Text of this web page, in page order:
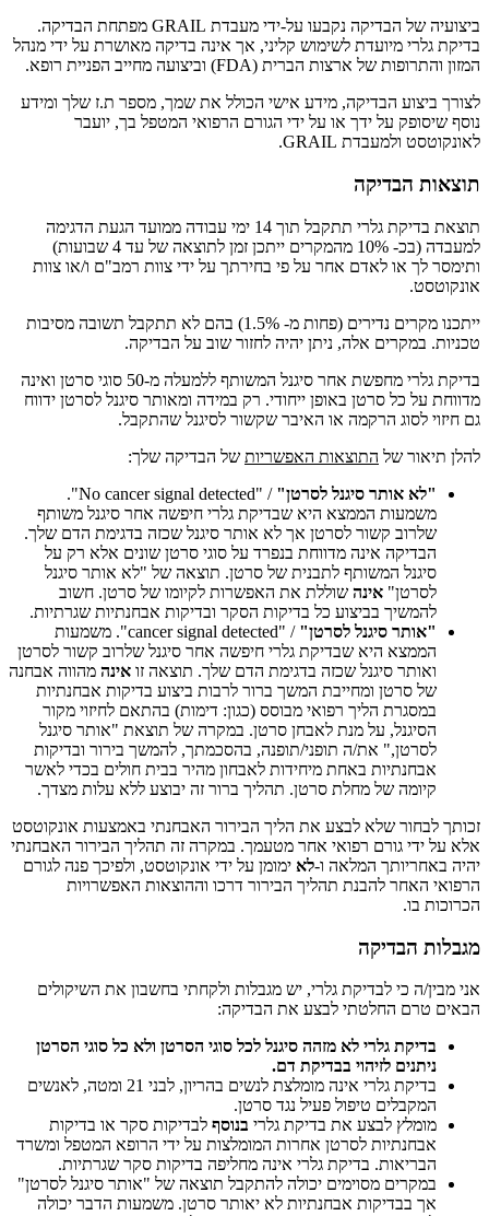
ביצועיה של הבדיקה נקבעו על-ידי מעבדת GRAIL מפתחת הבדיקה.
בדיקת גלרי מיועדת לשימוש קליני, אך אינה בדיקה מאושרת על ידי מנהל
המזון והתרופות של ארצות הברית (FDA) וביצועה מחייב הפניית רופא.
לצורך ביצוע הבדיקה, מידע אישי הכולל את שמך, מספר ת.ז שלך ומידע
נוסף שיסופק על ידך או על ידי הגורם הרפואי המטפל בך, יועבר
לאונקוטסט ולמעבדת GRAIL.
תוצאות הבדיקה
תוצאת בדיקת גלרי תתקבל תוך 14 ימי עבודה ממועד הגעת הדגימה
למעבדה (בכ- 10% מהמקרים ייתכן זמן לתוצאה של עד 4 שבועות)
ותימסר לך או לאדם אחר על פי בחירתך על ידי צוות רמב"ם ו/או צוות
אונקוטסט.
ייתכנו מקרים נדירים (פחות מ- 1.5%) בהם לא תתקבל תשובה מסיבות
טכניות. במקרים אלה, ניתן יהיה לחזור שוב על הבדיקה.
בדיקת גלרי מחפשת אחר סיגנל המשותף ללמעלה מ-50 סוגי סרטן ואינה
מדווחת על כל סרטן באופן ייחודי. רק במידה ומאותר סיגנל לסרטן ידווח
גם חיזוי לסוג הרקמה או האיבר שקשור לסיגנל שהתקבל.
להלן תיאור של התוצאות האפשריות של הבדיקה שלך:
"לא אותר סיגנל לסרטן"
/ "No cancer signal detected".
משמעות הממצא היא שבדיקת גלרי חיפשה אחר סיגנל משותף
שלרוב קשור לסרטן אך לא אותר סיגנל שכזה בדגימת הדם שלך.
הבדיקה אינה מדווחת בנפרד על סוגי סרטן שונים אלא רק על
סיגנל המשותף לתבנית של סרטן. תוצאה של "לא אותר סיגנל
לסרטן" אינה שוללת את האפשרות לקיומו של סרטן. חשוב
להמשיך בביצוע כל בדיקות הסקר ובדיקות אבחנתיות שגרתיות.
"אותר סיגנל לסרטן"
/ "cancer signal detected". משמעות
הממצא היא שבדיקת גלרי חיפשה אחר סיגנל שלרוב קשור לסרטן
ואותר סיגנל שכזה בדגימת הדם שלך. תוצאה זו אינה מהווה אבחנה
של סרטן ומחייבת המשך ברור לרבות ביצוע בדיקות אבחנתיות
במסגרת הליך רפואי מבוסס (כגון: דימות) בהתאם לחיזוי מקור
הסיגנל, על מנת לאבחן סרטן. במקרה של תוצאת "אותר סיגנל
לסרטן," את/ה תופני/תופנה, בהסכמתך, להמשך בירור ובדיקות
אבחנתיות באחת מיחידות לאבחון מהיר בבית חולים בכדי לאשר
קיומה של מחלת סרטן. תהליך ברור זה יבוצע ללא עלות מצדך.
זכותך לבחור שלא לבצע את הליך הבירור האבחנתי באמצעות אונקוטסט
אלא על ידי גורם רפואי אחר מטעמך. במקרה זה תהליך הבירור האבחנתי
יהיה באחריותך המלאה ו-לא ימומן על ידי אונקוטסט, ולפיכך פנה לגורם
הרפואי האחר להבנת תהליך הבירור דרכו וההוצאות האפשרויות
הכרוכות בו.
מגבלות הבדיקה
אני מבין/ה כי לבדיקת גלרי, יש מגבלות ולקחתי בחשבון את השיקולים
הבאים טרם החלטתי לבצע את הבדיקה:
בדיקת גלרי לא מזהה סיגנל לכל סוגי הסרטן ולא כל סוגי הסרטן
ניתנים לזיהוי בבדיקת דם.
בדיקת גלרי אינה מומלצת לנשים בהריון, לבני 21 ומטה, לאנשים
המקבלים טיפול פעיל נגד סרטן.
מומלץ לבצע את בדיקת גלרי בנוסף לבדיקות סקר או בדיקות
אבחנתיות לסרטן אחרות המומלצות על ידי הרופא המטפל ומשרד
הבריאות. בדיקת גלרי אינה מחליפה בדיקות סקר שגרתיות.
במקרים מסוימים יכולה להתקבל תוצאה של "אותר סיגנל לסרטן"
אך בבדיקות אבחנתיות לא יאותר סרטן. משמעות הדבר יכולה